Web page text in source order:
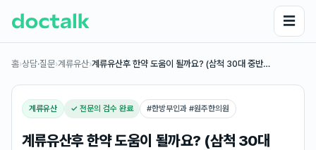
☰
홈›상담·질문›계류유산›계류유산후 한약 도움이 될까요? (삼척 30대 중반…
계류유산 ✓ 전문의 검수 완료 #한방부인과 #원주한의원
계류유산후 한약 도움이 될까요? (삼척 30대